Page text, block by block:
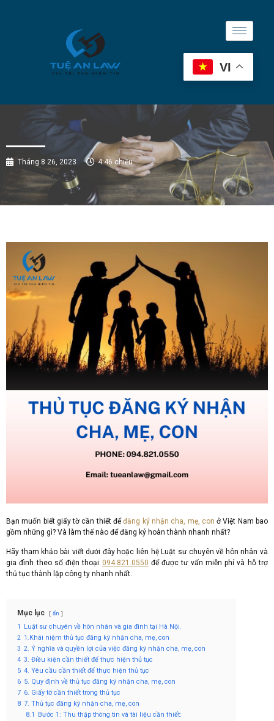
VI
Tháng 8 26, 2023 4:46 chiều
Bạn muốn biết giấy tờ cần thiết đểđăng ký nhận cha, mẹ, con ở Việt Nam bao
gồm những gì? Và làm thế nào để đăng ký hoàn thành nhanh nhất?
Hãy tham khảo bài viết dưới đây hoặc liên hệ Luật sư chuyên về hôn nhân và
gia đình theo số điện thoại 094.821.0550 để được tư vấn miễn phí và hỗ trợ
thủ tục thành lập công ty nhanh nhất.
Mục lục ẩn
1
Luật sư chuyên về hôn nhân và gia đình tại Hà Nội.
2 1.Khái niệm thủ tục đăng ký nhận cha, mẹ, con
3 2. Ý nghĩa và quyền lợi của việc đăng ký nhận cha, mẹ, con
4 3. Điều kiện cần thiết để thực hiện thủ tục
5 4. Yêu cầu cần thiết để thực hiện thủ tục
6 5. Quy định về thủ tục đăng ký nhận cha, mẹ, con
7 6. Giấy tờ cần thiết trong thủ tục
8 7. Thủ tục đăng ký nhận cha, mẹ, con
8.1
Bước 1: Thu thập thông tin và tài liệu cần thiết: